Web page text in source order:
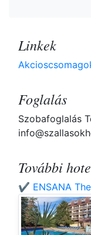
Linkek
Foglalás
Szobafoglalás
További
✔️ ENSANA